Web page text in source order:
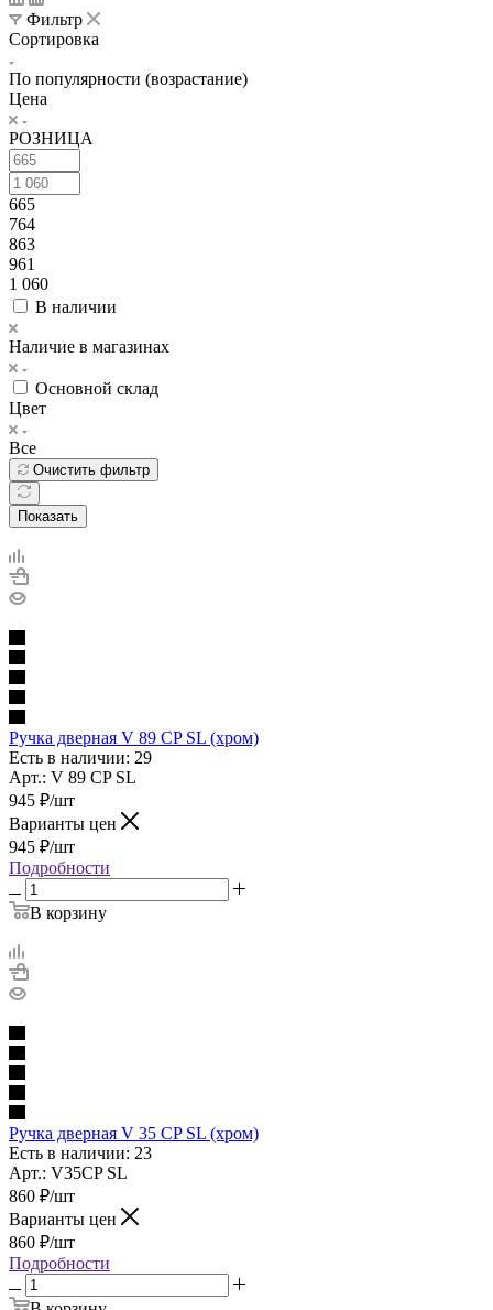
Фильтр
Сортировка
По популярности (возрастание)
Цена
РОЗНИЦА
665
764
863
961
1 060
В наличии
Наличие в магазинах
Основной склад
Цвет
Все
Очистить фильтр
Показать
Ручка дверная V 89 CP SL (хром)
Есть в наличии: 29
Арт.: V 89 CP SL
945 ₽/шт
Варианты цен
945 ₽/шт
Подробности
В корзину
Ручка дверная V 35 CP SL (хром)
Есть в наличии: 23
Арт.: V35CP SL
860 ₽/шт
Варианты цен
860 ₽/шт
Подробности